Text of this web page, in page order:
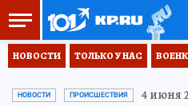
НОВОСТИ ТОЛЬКО У НАС
НОВОСТИ ПРОИСШЕСТВИЯ 4 июня